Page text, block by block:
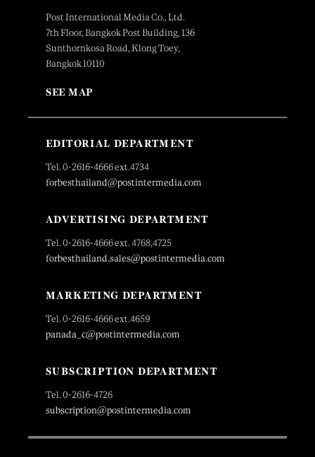
Post International Media Co., Ltd.
7th Floor, Bangkok Post Building, 136
Sunthornkosa Road, Klong Toey,
Bangkok 10110
SEE MAP
EDITORIAL DEPARTMENT
Tel. 0-2616-4666 ext.4734
forbesthailand@postintermedia.com
ADVERTISING DEPARTMENT
Tel. 0-2616-4666 ext. 4768,4725
forbesthailand.sales@postintermedia.com
MARKETING DEPARTMENT
Tel. 0-2616-4666 ext.4659
panada_c@postintermedia.com
SUBSCRIPTION DEPARTMENT
Tel. 0-2616-4726
subscription@postintermedia.com